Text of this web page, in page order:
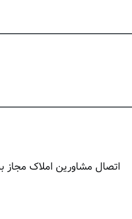
اتصال مشاورین املاک مجاز